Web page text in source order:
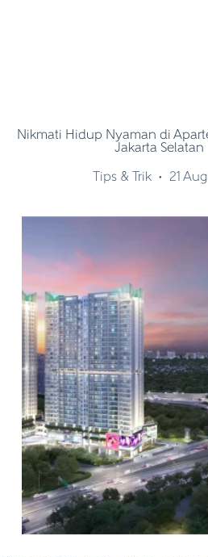
Nikmati Hidup Nyaman di
Jakarta Selatan
Tips & Trik 21